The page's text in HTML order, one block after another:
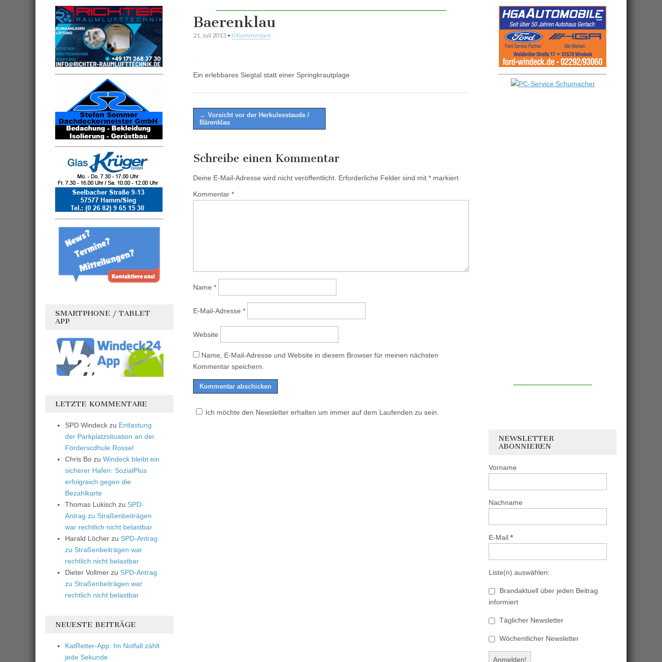
Baerenklau
21. Juli 2013 • 0 Kommentare
Ein erlebbares Siegtal statt einer Springkrautplage
Post
navigation
← Vorsicht vor der Herkulesstaude /
Bärenklau
Schreibe einen Kommentar
Deine E-Mail-Adresse wird nicht veröffentlicht. Erforderliche Felder sind mit * markiert
Kommentar *
Name *
E-Mail-Adresse *
Website
Name, E-Mail-Adresse und Website in diesem Browser für meinen nächsten
Kommentar speichern.
Ich möchte den Newsletter erhalten um immer auf dem Laufenden zu sein.
SMARTPHONE / TABLET
APP
LETZTE KOMMENTARE
SPD Windeck zu Entlastung
der Parkplatzsituation an der
Förderscdhule Rossel
Chris Bo zu Windeck bleibt ein
sicherer Hafen: SozialPlus
erfolgreich gegen die
Bezahlkarte
Thomas Lukisch zu SPD-
Antrag zu Straßenbeiträgen
war rechtlich nicht belastbar
Harald Löcher zu SPD-Antrag
zu Straßenbeiträgen war
rechtlich nicht belastbar
Dieter Vollmer zu SPD-Antrag
zu Straßenbeiträgen war
rechtlich nicht belastbar
NEUESTE BEITRÄGE
KatRetter-App: Im Notfall zählt
jede Sekunde
NEWSLETTER
ABONNIEREN
Vorname
Nachname
E-Mail *
Liste(n) auswählen:
Brandaktuell über jeden Beitrag
informiert
Täglicher Newsletter
Wöchentlicher Newsletter